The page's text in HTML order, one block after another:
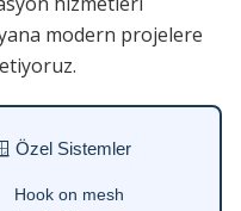
modern projelere
Özel Sistemler
Hook on mesh